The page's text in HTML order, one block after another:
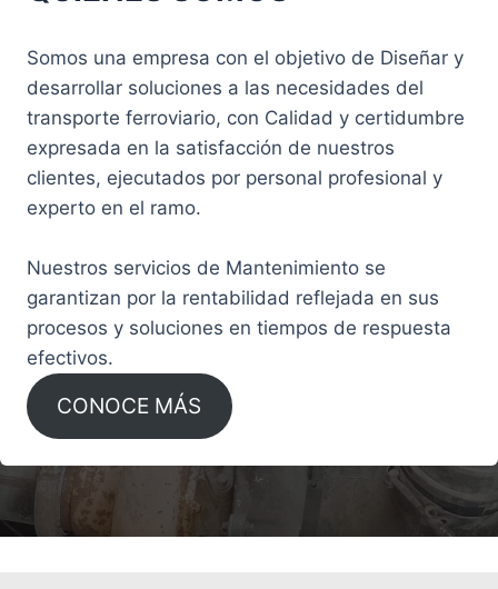
Somos una empresa con el objetivo de Diseñar y
desarrollar soluciones a las necesidades del
transporte ferroviario, con Calidad y certidumbre
expresada en la satisfacción de nuestros
clientes, ejecutados por personal profesional y
experto en el ramo.
Nuestros servicios de Mantenimiento se
garantizan por la rentabilidad reflejada en sus
procesos y soluciones en tiempos de respuesta
efectivos.
CONOCE MÁS